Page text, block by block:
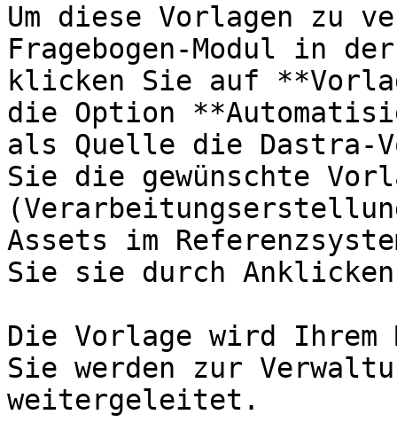
Um diese Vorlagen zu
Fragebogen-Modul in
klicken Sie auf
die Option
als Quelle die Dastra-
Sie die gewünschte
Assets im
Sie sie durch
Die Vorlage wird Ihrem
Sie werden zur
weitergeleitet.